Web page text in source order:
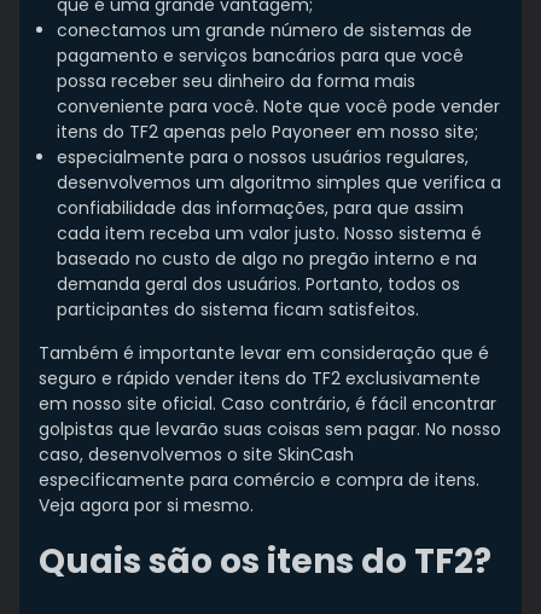
que é uma grande vantagem;
conectamos um grande número de sistemas de
pagamento e serviços bancários para que você
possa receber seu dinheiro da forma mais
conveniente para você. Note que você pode vender
itens do TF2 apenas pelo Payoneer em nosso site;
especialmente para o nossos usuários regulares,
desenvolvemos um algoritmo simples que verifica a
confiabilidade das informações, para que assim
cada item receba um valor justo. Nosso sistema é
baseado no custo de algo no pregão interno e na
demanda geral dos usuários. Portanto, todos os
participantes do sistema ficam satisfeitos.
Também é importante levar em consideração que é
seguro e rápido vender itens do TF2 exclusivamente
em nosso site oficial. Caso contrário, é fácil encontrar
golpistas que levarão suas coisas sem pagar. No nosso
caso, desenvolvemos o site SkinCash
especificamente para comércio e compra de itens.
Veja agora por si mesmo.
Quais são os itens do TF2?